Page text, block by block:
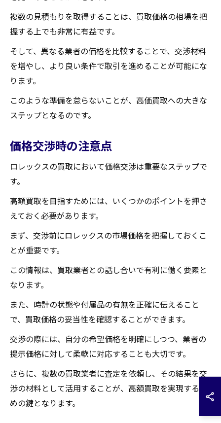
複数の見積もりを取得することは、買取価格の相場を把
握する上でも非常に有益です。
そして、異なる業者の価格を比較することで、交渉材料
を増やし、より良い条件で取引を進めることが可能にな
ります。
このような準備を怠らないことが、高価買取への大きな
ステップとなるのです。
価格交渉時の注意点
ロレックスの買取において価格交渉は重要なステップで
す。
高額買取を目指すためには、いくつかのポイントを押さ
えておく必要があります。
まず、交渉前にロレックスの市場価格を把握しておくこ
とが重要です。
この情報は、買取業者との話し合いで有利に働く要素と
なります。
また、時計の状態や付属品の有無を正確に伝えること
で、買取価格の妥当性を確認することができます。
交渉の際には、自分の希望価格を明確にしつつ、業者の
提示価格に対して柔軟に対応することも大切です。
さらに、複数の買取業者に査定を依頼し、その結果を交
渉の材料として活用することが、高額買取を実現するた
めの鍵となります。